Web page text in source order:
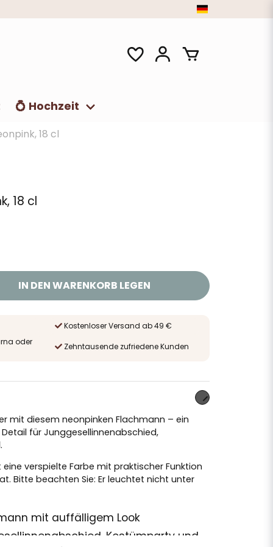
💍 Hochzeit
18 cl
18 cl
IN DEN WARENKORB LEGEN
Kostenloser Versand ab 49 €
oder
Zehntausende zufriedene Kunden
mit diesem neonpinken Flachmann – ein
für Junggesellinnenabschied,
eine verspielte Farbe mit praktischer Funktion
Bitte beachten Sie: Er leuchtet nicht unter
mit auffälligem Look
Kostümparty und